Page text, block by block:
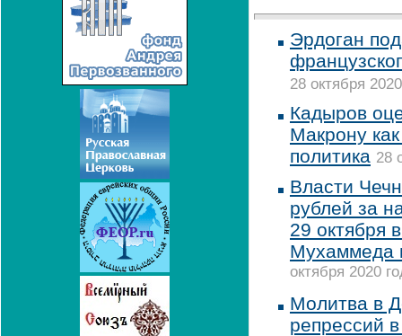
Эрдоган
28 октября
Кадыров
Макрону
политика 28
Власти
рублей за
29 октября
Мухаммеда
октября 2020
Молитва в
репрессий